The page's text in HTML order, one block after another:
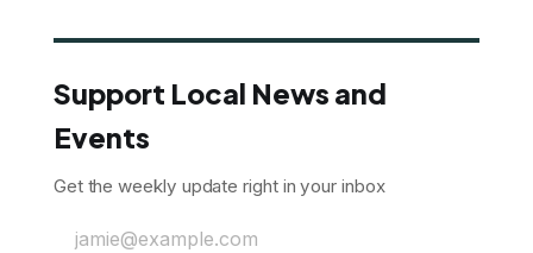
Support Local News and
Events
Get the weekly update right in your inbox
jamie@example.com